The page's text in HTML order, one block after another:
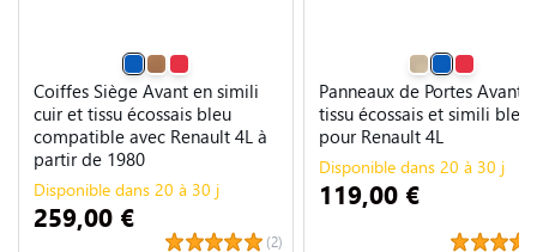
Coiffes Siège Avant en simili
cuir et tissu écossais bleu
compatible avec Renault 4L à
partir de 1980
(2)
Disponible dans 20 à 30 j
259,00 €
Panneaux de Portes Avant
tissu écossais et simili bleu
pour Renault 4L
Disponible dans 20 à 30 j
119,00 €